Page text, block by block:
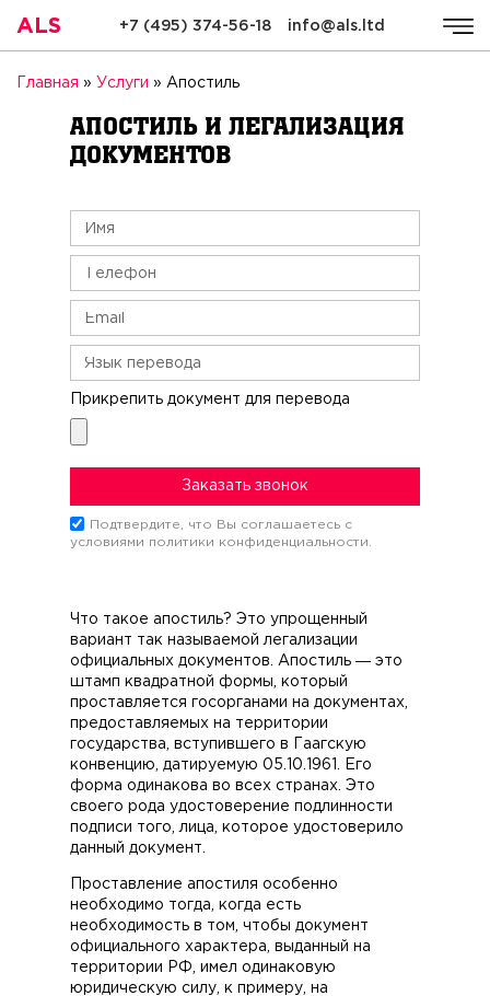
ALS
ALS Компания Услуги Стоимость
+7 (495) 374-56-18 info@als.ltd
Главная » Услуги » Апостиль
Апостиль и легализация
документов
Прикрепить документ для перевода
Заказать звонок
Подтвердите, что Вы соглашаетесь c
условиями политики конфиденциальности.
Что такое апостиль? Это упрощенный
вариант так называемой легализации
официальных документов. Апостиль ― это
штамп квадратной формы, который
проставляется госорганами на документах,
предоставляемых на территории
государства, вступившего в Гаагскую
конвенцию, датируемую 05.10.1961. Его
форма одинакова во всех странах. Это
своего рода удостоверение подлинности
подписи того, лица, которое удостоверило
данный документ.
Проставление апостиля особенно
необходимо тогда, когда есть
необходимость в том, чтобы документ
официального характера, выданный на
территории РФ, имел одинаковую
юридическую силу, к примеру, на